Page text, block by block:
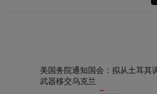
美国务院通知国会：拟从土耳其调拨美制
武器移交乌克兰